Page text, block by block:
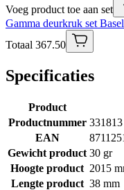
Voeg product toe aan set
Gamma deurkruk set
Totaal 367.50
Specificaties
Product
Productnummer 331813
EAN
Gewicht product 30 gr
Hoogte product 2015
Lengte product 38 mm